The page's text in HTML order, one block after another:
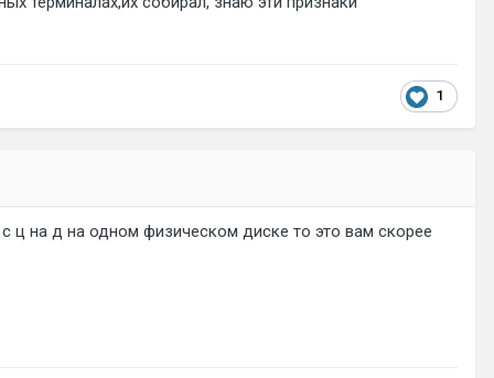
1
ц на д на одном физическом диске то это вам скорее